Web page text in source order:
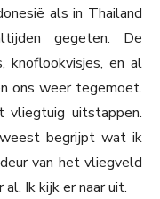
als in Thailand
gegeten. De
knoflookvisjes, en al
ons weer tegemoet.
uitstappen.
begrijpt wat ik
van het vliegveld
Ik kijk er naar uit.